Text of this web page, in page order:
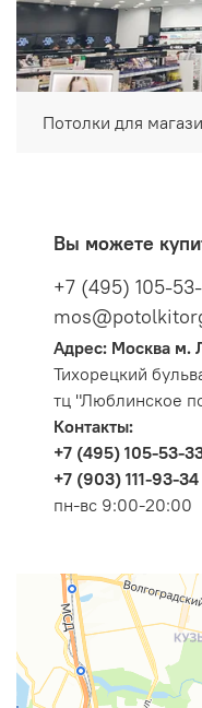
Потолки для
Вы можете
+7 (495) 105-
Адрес: Москва м.
Тихорецкий
тц "Люблинское
Контакты:
+7 (495) 105-53-
+7 (903) 111-93-34
пн-вс 9:00-20:00